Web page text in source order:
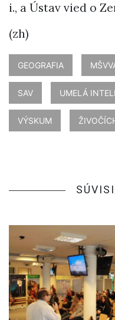
i., a Ústav vied o
(zh)
GEOGRAFIA
SAV UMELÁ
VÝSKUM